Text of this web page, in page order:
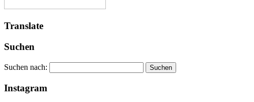
Translate
Suchen
Suchen nach:
Instagram